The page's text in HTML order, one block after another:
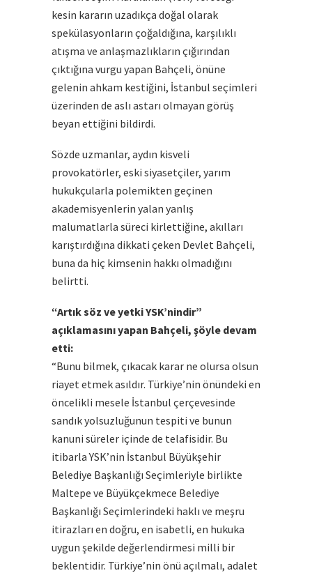
kesin kararın uzadıkça doğal olarak
spekülasyonların çoğaldığına, karşılıklı
atışma ve anlaşmazlıkların çığırından
çıktığına vurgu yapan Bahçeli, önüne
gelenin ahkam kestiğini, İstanbul seçimleri
üzerinden de aslı astarı olmayan görüş
beyan ettiğini bildirdi.
Sözde uzmanlar, aydın kisveli
provokatörler, eski siyasetçiler, yarım
hukukçularla polemikten geçinen
akademisyenlerin yalan yanlış
malumatlarla süreci kirlettiğine, akılları
karıştırdığına dikkati çeken Devlet Bahçeli,
buna da hiç kimsenin hakkı olmadığını
belirtti.
“Artık söz ve yetki YSK’nindir”
açıklamasını yapan Bahçeli, şöyle devam
etti:
“Bunu bilmek, çıkacak karar ne olursa olsun
riayet etmek asıldır. Türkiye’nin önündeki en
öncelikli mesele İstanbul çerçevesinde
sandık yolsuzluğunun tespiti ve bunun
kanuni süreler içinde de telafisidir. Bu
itibarla YSK’nin İstanbul Büyükşehir
Belediye Başkanlığı Seçimleriyle birlikte
Maltepe ve Büyükçekmece Belediye
Başkanlığı Seçimlerindeki haklı ve meşru
itirazları en doğru, en isabetli, en hukuka
uygun şekilde değerlendirmesi milli bir
beklentidir. Türkiye’nin önü açılmalı, adalet